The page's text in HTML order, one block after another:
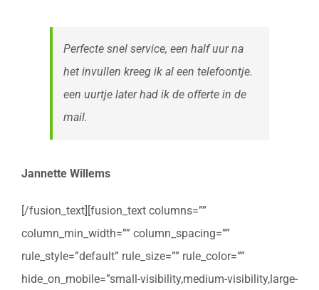
Perfecte snel service, een half uur na
het invullen kreeg ik al een telefoontje.
een uurtje later had ik de offerte in de
mail.
Jannette Willems
[/fusion_text][fusion_text columns=””
column_min_width=”” column_spacing=””
rule_style=”default” rule_size=”” rule_color=””
hide_on_mobile=”small-visibility,medium-visibility,large-